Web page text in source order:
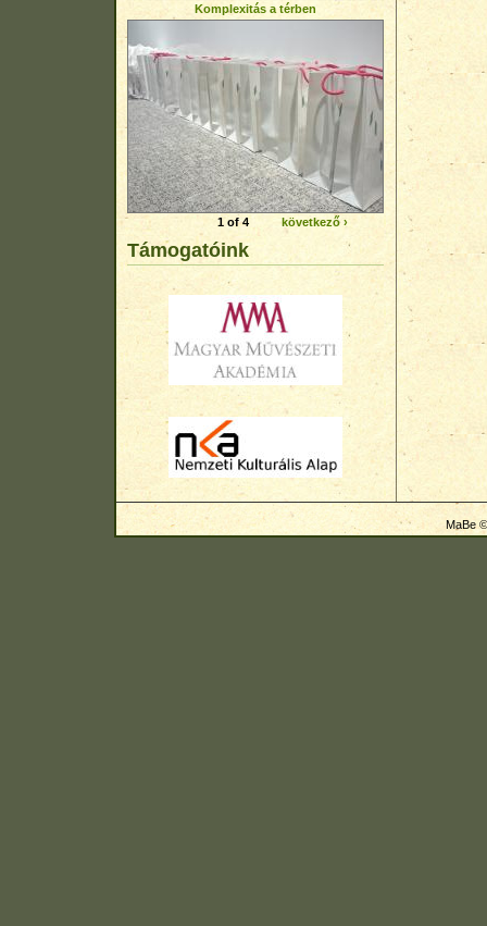
Komplexitás a térben
1 of 4 következő ›
Támogatóink
MaBe